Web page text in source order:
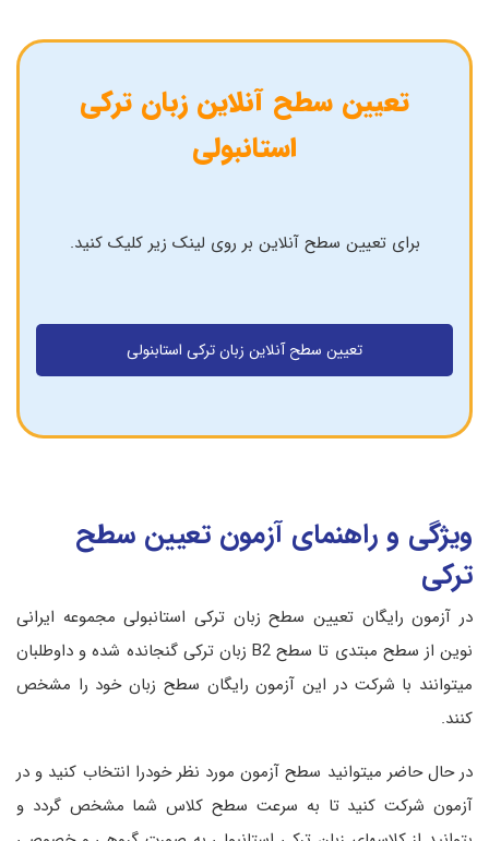
تعیین سطح آنلاین زبان ترکی
استانبولی
برای تعیین سطح آنلاین بر روی لینک زیر کلیک کنید.
تعیین سطح آنلاین زبان ترکی استابنولی
ویژگی و راهنمای آزمون تعیین سطح
ترکی
در آزمون رایگان تعیین سطح زبان ترکی استانبولی مجموعه ایرانی
نوین از سطح مبتدی تا سطح B2 زبان ترکی گنجانده شده و داوطلبان
میتوانند با شرکت در این آزمون رایگان سطح زبان خود را مشخص
کنند.
در حال حاضر میتوانید سطح آزمون مورد نظر خودرا انتخاب کنید و در
آزمون شرکت کنید تا به سرعت سطح کلاس شما مشخص گردد و